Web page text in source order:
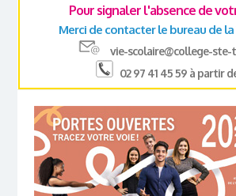
Pour signaler l'absence de
Merci de contacter le bureau de la
vie-scolaire@college-ste-
02 97 41 45 59 à partir